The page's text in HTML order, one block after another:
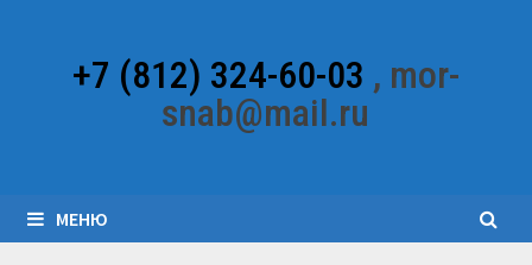
содержимому+7 (812) 324-60-03 , mor-
snab@mail.ru
МЕНЮ